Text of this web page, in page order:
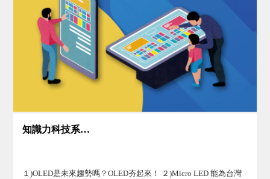
知識力科技系列Ⅱ(3)
１)OLED是未來趨勢嗎？OLED夯起來！ ２)Micro LED 能為台灣